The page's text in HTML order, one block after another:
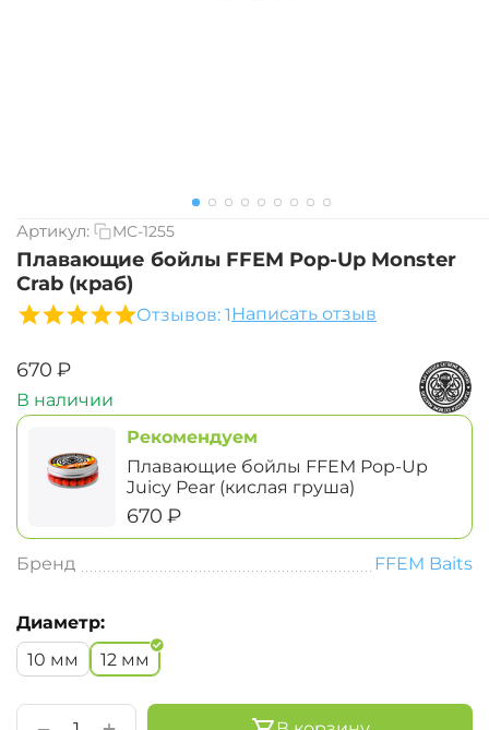
Артикул: MC-1255
Плавающие бойлы FFEM Pop-Up Monster
Crab (краб)
Отзывов: 1 Написать отзыв
‍670‍ ₽
В наличии
Рекомендуем
Плавающие бойлы FFEM Pop-Up
Juicy Pear (кислая груша)
‍670‍ ₽
Бренд FFEM Baits
Диаметр:
10 мм
12 мм